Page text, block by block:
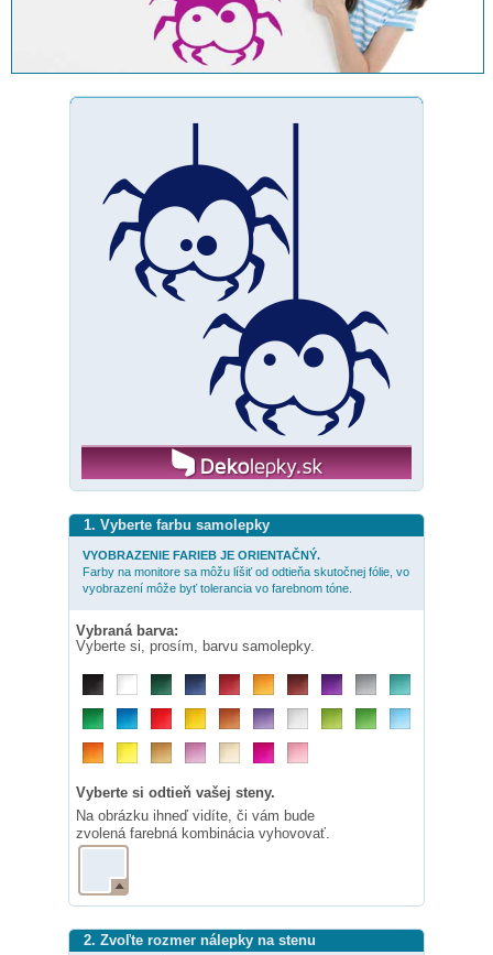
1. Vyberte farbu samolepky
VYOBRAZENIE FARIEB JE ORIENTAČNÝ.
Farby na monitore sa môžu líšiť od odtieňa skutočnej fólie, vo
vyobrazení môže byť tolerancia vo farebnom tóne.
Vybraná barva:
Vyberte si, prosím, barvu samolepky.
Vyberte si odtieň vašej steny.
Na obrázku ihneď vidíte, či vám bude
zvolená farebná kombinácia vyhovovať.
2. Zvoľte rozmer nálepky na stenu